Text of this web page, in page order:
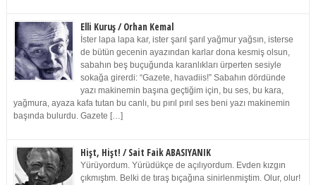
Elli Kuruş / Orhan Kemal
İster lapa lapa kar, ister şarıl şarıl yağmur yağsın, isterse
de bütün gecenin ayazından karlar dona kesmiş olsun,
sabahın beş buçuğunda karanlıkları ürperten sesiyle
sokağa girerdi: “Gazete, havadiis!” Sabahın dördünde
yazı makinemin başına geçtiğim için, bu ses, bu kara,
yağmura, ayaza kafa tutan bu canlı, bu pırıl pırıl ses beni yazı makinemin
başında bulurdu. Gazete […]
Hişt, Hişt! / Sait Faik ABASIYANIK
Yürüyordum. Yürüdükçe de açılıyordum. Evden kızgın
çıkmıştım. Belki de tıraş bıçağına sinirlenmiştim. Olur, olur!